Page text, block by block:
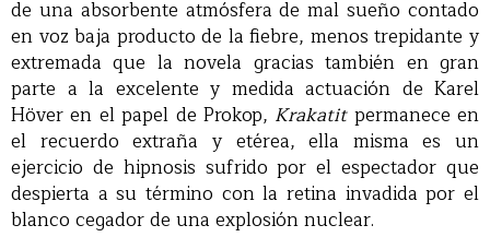
de una absorbente atmósfera de mal sueño contado
en voz baja producto de la fiebre, menos trepidante y
extremada que la novela gracias también en gran
parte a la excelente y medida actuación de Karel
Höver en el papel de Prokop, Krakatitpermanece en
el recuerdo extraña y etérea, ella misma es un
ejercicio de hipnosis sufrido por el espectador que
despierta a su término con la retina invadida por el
blanco cegador de una explosión nuclear.